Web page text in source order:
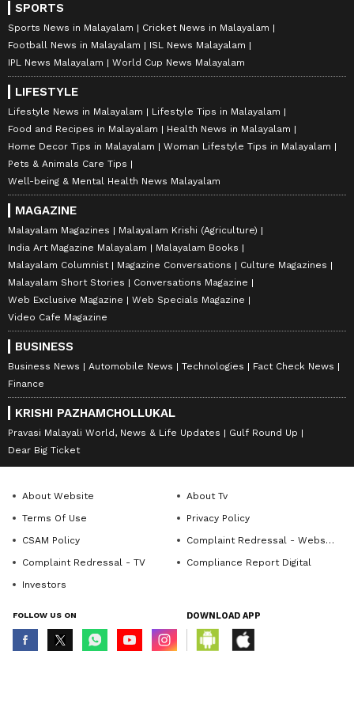
SPORTS
Sports News in Malayalam
Cricket News in Malayalam
Football News in Malayalam
ISL News Malayalam
IPL News Malayalam
World Cup News Malayalam
LIFESTYLE
Lifestyle News in Malayalam
Lifestyle Tips in Malayalam
Food and Recipes in Malayalam
Health News in Malayalam
Home Decor Tips in Malayalam
Woman Lifestyle Tips in Malayalam
Pets & Animals Care Tips
Well-being & Mental Health News Malayalam
MAGAZINE
Malayalam Magazines
Malayalam Krishi (Agriculture)
India Art Magazine Malayalam
Malayalam Books
Malayalam Columnist
Magazine Conversations
Culture Magazines
Malayalam Short Stories
Conversations Magazine
Web Exclusive Magazine
Web Specials Magazine
Video Cafe Magazine
BUSINESS
Business News Automobile News Technologies
Fact Check News
Finance
KRISHI PAZHAMCHOLLUKAL
Pravasi Malayali World, News & Life Updates
Gulf Round Up
Dear Big Ticket
About Website
About Tv
Terms Of Use
Privacy Policy
CSAM Policy
Complaint Redressal - Website
Complaint Redressal - TV
Compliance Report Digital
Investors
FOLLOW US ON DOWNLOAD APP